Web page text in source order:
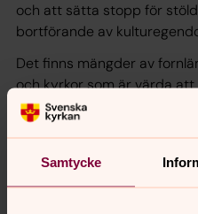
Samtycke
och att sätta stopp för
bortförande av
Det finns mängder av
och kyrkor som är värda
och att märka upp dem
Länsstyrelsen ett urval av
egendomarna. 2024 valde
Götaland ut 128 objekt i